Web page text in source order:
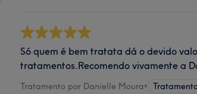
Só quem é bem tratata dá o devido
tratamentos.Recomendo vivamente a
Tratamento por Danielle Moura•